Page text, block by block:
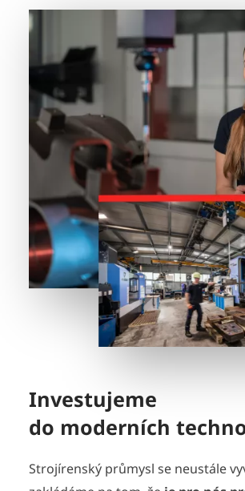
Investujeme
do moderních
Strojírenský průmysl se neustále